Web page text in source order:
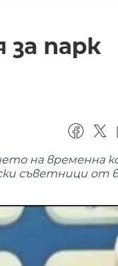
за парк
на временна
съветници от